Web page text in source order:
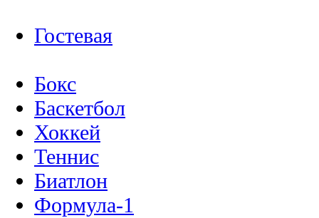
Гостевая
Бокс
Баскетбол
Хоккей
Теннис
Биатлон
Формула-1